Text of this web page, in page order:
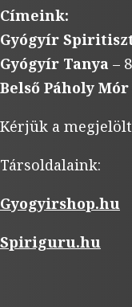
Címeink:
Gyógyír
Gyógyír Tanya –
Belső Páholy Mór
Kérjük a
Társoldalaink:
Gyogyirshop.hu
Spiriguru.hu